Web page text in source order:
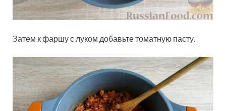
Затем к фаршу с луком добавьте томатную пасту.